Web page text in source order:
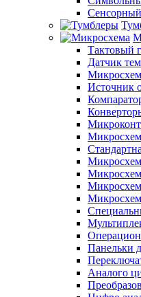
Тактовый
Датчик
Источник
Панельки
Аналого